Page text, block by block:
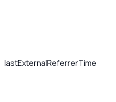
lastExternalReferrerTime